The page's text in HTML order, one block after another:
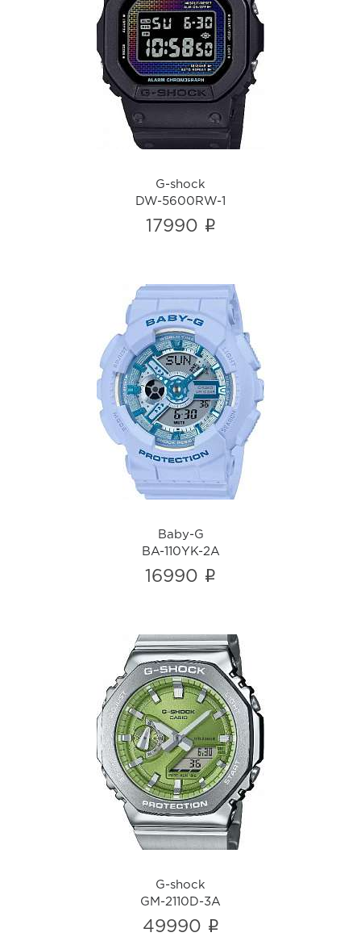
G-shock
DW-5600RW-1
i
G-shock
DW-5600RW-1
17990 i
Baby-G
BA-110YK-2A
i
Baby-G
BA-110YK-2A
16990 i
G-shock
GM-2110D-3A
i
G-shock
GM-2110D-3A
49990 i